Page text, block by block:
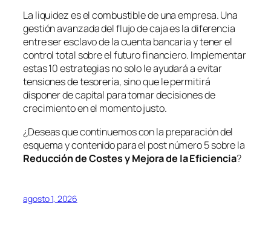
La liquidez es el combustible de una empresa. Una
gestión avanzada del flujo de caja es la diferencia
entre ser esclavo de la cuenta bancaria y tener el
control total sobre el futuro financiero. Implementar
estas 10 estrategias no solo le ayudará a evitar
tensiones de tesorería, sino que le permitirá
disponer de capital para tomar decisiones de
crecimiento en el momento justo.
¿Deseas que continuemos con la preparación del
esquema y contenido para el post número 5 sobre la
Reducción de Costes y Mejora de la Eficiencia?
agosto 1, 2026